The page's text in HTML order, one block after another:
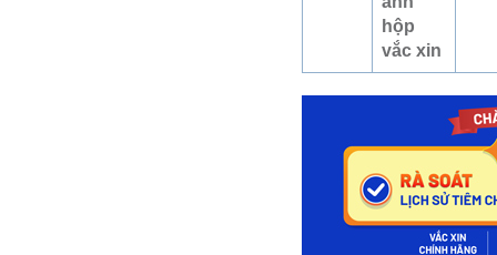
hộp
vắc xin